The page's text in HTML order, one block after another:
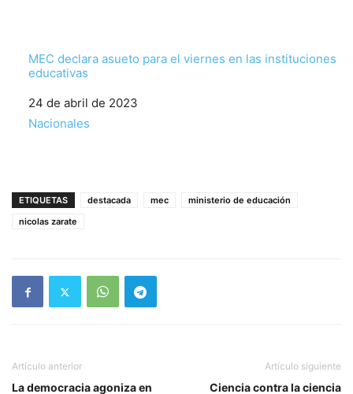
MEC declara asueto para el viernes en las instituciones
educativas
Fecha
24 de abril de 2023
Respecto a
Nacionales
ETIQUETAS destacada mec
ministerio de educación
nicolas zarate
Artículo anterior
La democracia agoniza en
Artículo siguiente
Ciencia contra la ciencia